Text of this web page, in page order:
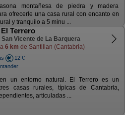
montañesa de piedra y madera
ofrecerle una casa rural con encanto en
y tranquilo a 5 minu ...
Terrero
San Vicente de La Barquera
a 6 km de Santillan (Cantabria)
12 €
un entorno natural. El Terrero es un
casas rurales, típicas de Cantabria,
articuladas ...